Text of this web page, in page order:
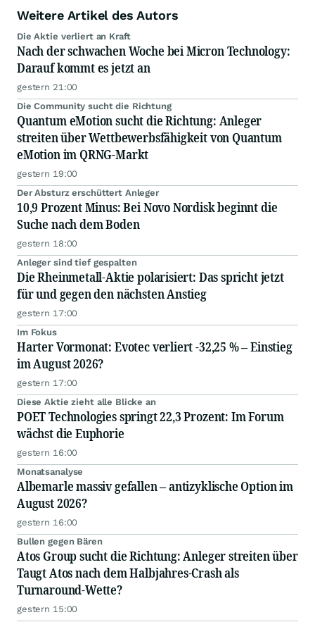
Weitere Artikel des Autors
Die Aktie verliert an Kraft
Nach der schwachen Woche bei Micron Technology:
Darauf kommt es jetzt an
gestern 21:00
Die Community sucht die Richtung
Quantum eMotion sucht die Richtung: Anleger
streiten über Wettbewerbsfähigkeit von Quantum
eMotion im QRNG-Markt
gestern 19:00
Der Absturz erschüttert Anleger
10,9 Prozent Minus: Bei Novo Nordisk beginnt die
Suche nach dem Boden
gestern 18:00
Anleger sind tief gespalten
Die Rheinmetall-Aktie polarisiert: Das spricht jetzt
für und gegen den nächsten Anstieg
gestern 17:00
Im Fokus
Harter Vormonat: Evotec verliert -32,25 % – Einstieg
im August 2026?
gestern 17:00
Diese Aktie zieht alle Blicke an
POET Technologies springt 22,3 Prozent: Im Forum
wächst die Euphorie
gestern 16:00
Monatsanalyse
Albemarle massiv gefallen – antizyklische Option im
August 2026?
gestern 16:00
Bullen gegen Bären
Atos Group sucht die Richtung: Anleger streiten über
Taugt Atos nach dem Halbjahres-Crash als
Turnaround-Wette?
gestern 15:00